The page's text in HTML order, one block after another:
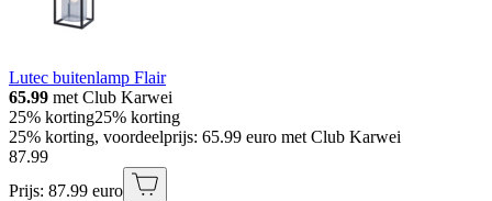
Lutec buitenlamp Flair
65.99 met Club Karwei
25% korting25% korting
25% korting, voordeelprijs: 65.99 euro met Club Karwei
87.99
Prijs: 87.99 euro